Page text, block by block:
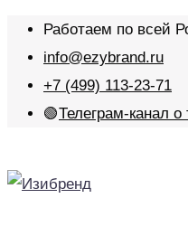
Работаем по всей
info@ezybrand.ru
+7 (499) 113-23-71
🟢Телеграм-канал о